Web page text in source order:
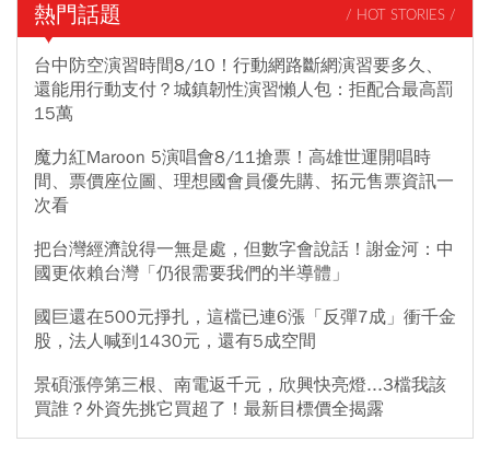
熱門話題 / HOT STORIES /
台中防空演習時間8/10！行動網路斷網演習要多久、
還能用行動支付？城鎮韌性演習懶人包：拒配合最高罰
15萬
魔力紅Maroon 5演唱會8/11搶票！高雄世運開唱時
間、票價座位圖、理想國會員優先購、拓元售票資訊一
次看
把台灣經濟說得一無是處，但數字會說話！謝金河：中
國更依賴台灣「仍很需要我們的半導體」
國巨還在500元掙扎，這檔已連6漲「反彈7成」衝千金
股，法人喊到1430元，還有5成空間
景碩漲停第三根、南電返千元，欣興快亮燈...3檔我該
買誰？外資先挑它買超了！最新目標價全揭露